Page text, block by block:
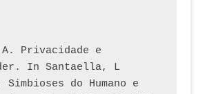
A. Privacidade e
In Santaella, L
do Humano e